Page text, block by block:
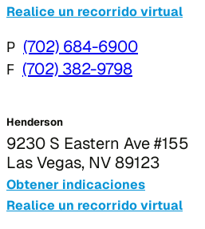
Realice un recorrido virtual
P (702) 684-6900
F (702) 382-9798
Henderson
9230 S Eastern Ave #155
Las Vegas, NV 89123
Obtener indicaciones
Realice un recorrido virtual